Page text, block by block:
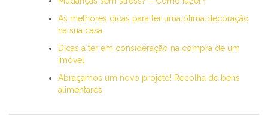
As melhores dicas para ter uma ótima decoração
na sua casa
Dicas a ter em consideração na compra de um
imóvel
Abraçamos um novo projeto! Recolha de bens
alimentares